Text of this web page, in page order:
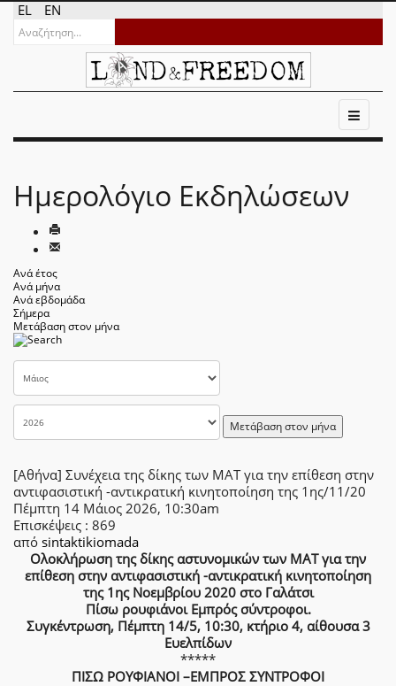
EL EN
Ημερολόγιο Εκδηλώσεων
Ανά έτος
Ανά μήνα
Ανά εβδομάδα
Σήμερα
Μετάβαση στον μήνα
Μετάβαση στον μήνα
[Αθήνα] Συνέχεια της δίκης των ΜΑΤ για την επίθεση στην
αντιφασιστική -αντικρατική κινητοποίηση της 1ης/11/20
Πέμπτη 14 Μάιος 2026, 10:30am
Επισκέψεις : 869
από sintaktikiomada
Ολοκλήρωση της δίκης αστυνομικών των ΜΑΤ για την
επίθεση στην αντιφασιστική -αντικρατική κινητοποίηση
της 1ης Νοεμβρίου 2020 στο Γαλάτσι
Πίσω ρουφιάνοι Εμπρός σύντροφοι.
Συγκέντρωση, Πέμπτη 14/5, 10:30, κτήριο 4, αίθουσα 3
Ευελπίδων
*****
ΠΙΣΩ ΡΟΥΦΙΑΝΟΙ –ΕΜΠΡΟΣ ΣΥΝΤΡΟΦΟΙ